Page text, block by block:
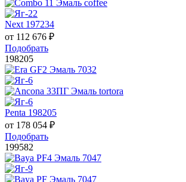
Next 197234
от 112 676 ₽
Подобрать
198205
Penta 198205
от 178 054 ₽
Подобрать
199582